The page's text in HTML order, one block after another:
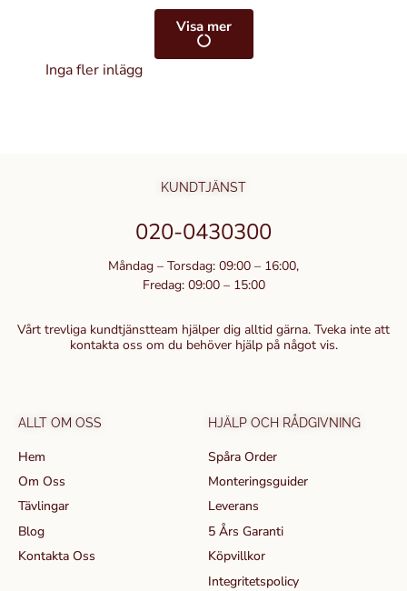
Visa mer
Inga fler inlägg
KUNDTJÄNST
020-0430300
Måndag – Torsdag: 09:00 – 16:00,
Fredag: 09:00 – 15:00
Vårt trevliga kundtjänstteam hjälper dig alltid gärna. Tveka inte att
kontakta oss om du behöver hjälp på något vis.
ALLT OM OSS
Hem
Om Oss
Tävlingar
Blog
Kontakta Oss
HJÄLP OCH RÅDGIVNING
Spåra Order
Monteringsguider
Leverans
5 Års Garanti
Köpvillkor
Integritetspolicy